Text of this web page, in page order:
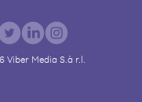
Viber Media S.à r.l.